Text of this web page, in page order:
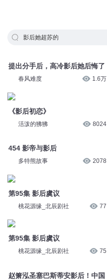
影后她超苏的
提出分手后，高冷影后她后悔了
春风难度 1.6万
《影后初恋》
活泼的狒狒 8024
454 影帝与影后
多特熊故事 2078
第95集 影后虞议
桃花源缘_北辰剧社 77
第95集 影后虞议
桃花源缘_北辰剧社 75
赵箫泓圣塞巴斯蒂安影后！中国